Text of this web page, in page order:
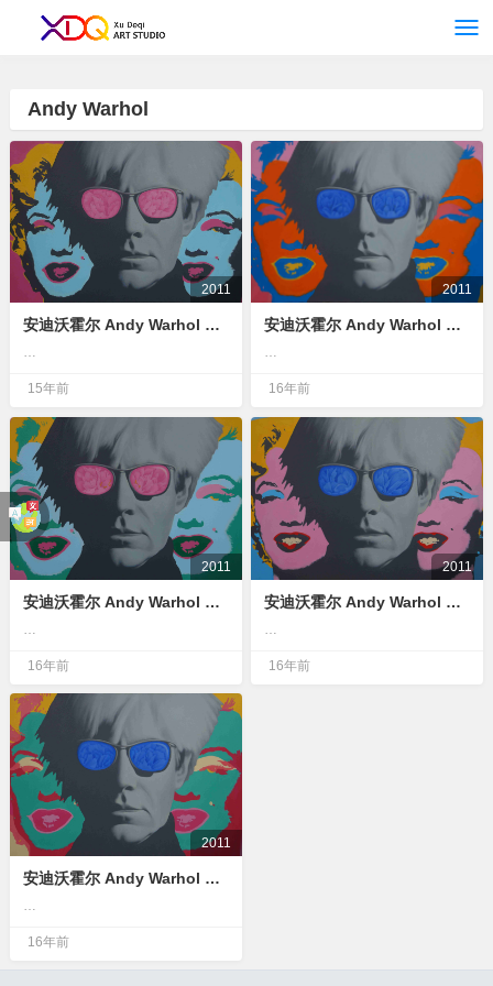
Andy Warhol
2011
安迪沃霍尔 Andy Warhol 60x90cm 布面油画 oil on canvas
…
15年前
2011
安迪沃霍尔 Andy Warhol 60x90cm 布面油画 oil on canvas
…
16年前
2011
安迪沃霍尔 Andy Warhol 60x90cm 布面油画 oil on canvas
16年前
2011
安迪沃霍尔 Andy Warhol 60x90cm 布面油画 oil on canvas
16年前
2011
安迪沃霍尔 Andy Warhol 60x90cm 布面油画 oil on canvas
16年前